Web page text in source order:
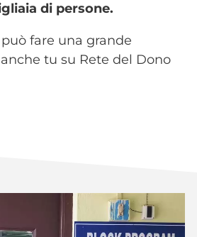
di persone.
fare una grande
tu su Rete del Dono